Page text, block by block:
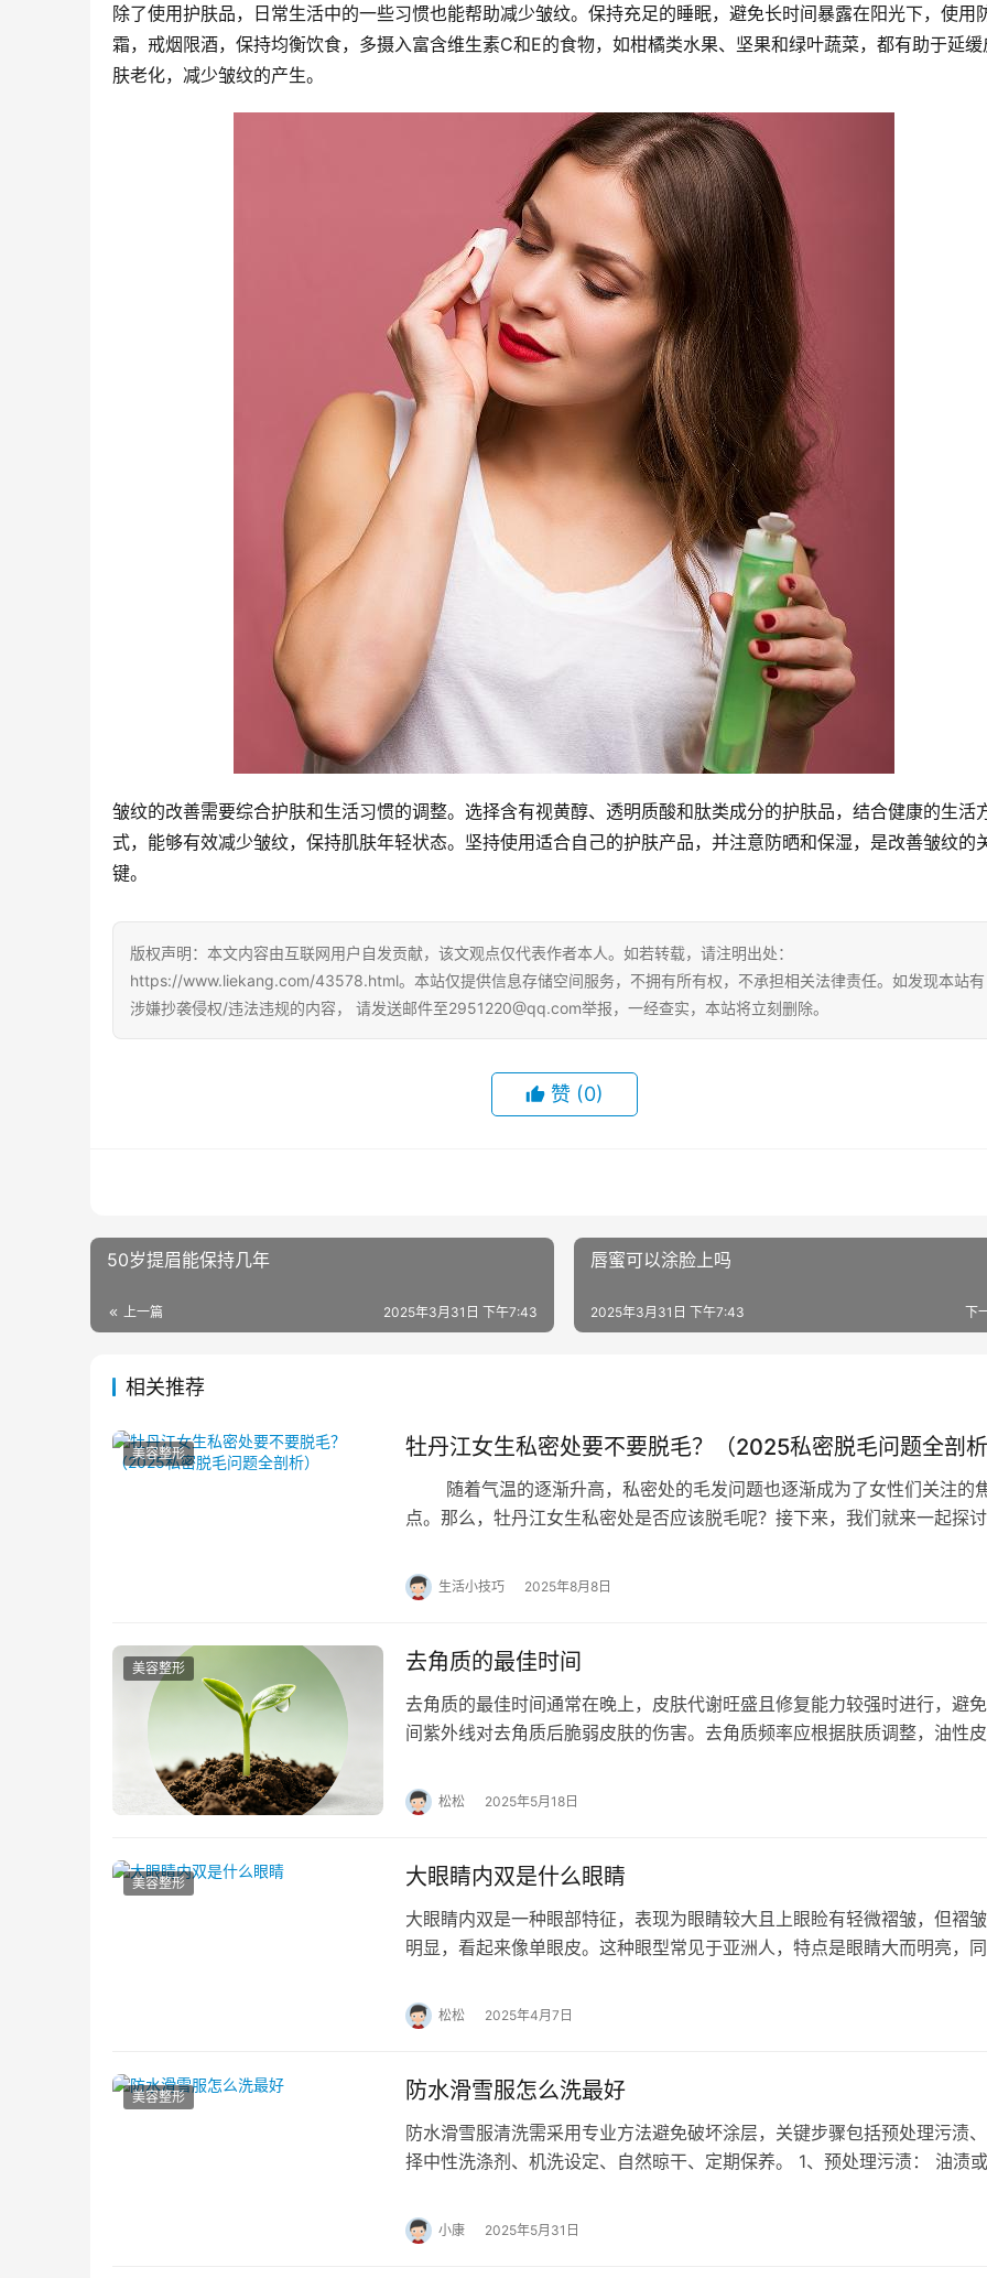
除了使用护肤品，日常生活中的一些习惯也能帮助减少皱纹。保持充足的睡眠，避免长时间暴露在阳光下，使用
霜，戒烟限酒，保持均衡饮食，多摄入富含维生素C和E的食物，如柑橘类水果、坚果和绿叶蔬菜，都有助于延缓
肤老化，减少皱纹的产生。
皱纹的改善需要综合护肤和生活习惯的调整。选择含有视黄醇、透明质酸和肽类成分的护肤品，结合健康的生活
式，能够有效减少皱纹，保持肌肤年轻状态。坚持使用适合自己的护肤产品，并注意防晒和保湿，是改善皱纹的
键。
版权声明：本文内容由互联网用户自发贡献，该文观点仅代表作者本人。如若转载，请注明出处：
https://www.liekang.com/43578.html。本站仅提供信息存储空间服务，不拥有所有权，不承担相关法律责任。如发现本站有
涉嫌抄袭侵权/违法违规的内容， 请发送邮件至2951220@qq.com举报，一经查实，本站将立刻删除。
赞 (0)
50岁提眉能保持几年
上一篇 2025年3月31日 下午7:43
唇蜜可以涂脸上吗
下
2025年3月31日 下午7:43
相关推荐
美容整形 牡丹江女生私密处要不要脱毛？（2025私密脱毛问题全剖
随着气温的逐渐升高，私密处的毛发问题也逐渐成为了女性们关注的
点。那么，牡丹江女生私密处是否应该脱毛呢？接下来，我们就来一起探
生活小技巧 2025年8月8日
美容整形 去角质的最佳时间
去角质的最佳时间通常在晚上，皮肤代谢旺盛且修复能力较强时进行，避
间紫外线对去角质后脆弱皮肤的伤害。去角质频率应根据肤质调整，油性
松松 2025年5月18日
美容整形 大眼睛内双是什么眼睛
大眼睛内双是一种眼部特征，表现为眼睛较大且上眼睑有轻微褶皱，但褶
明显，看起来像单眼皮。这种眼型常见于亚洲人，特点是眼睛大而明亮，
松松 2025年4月7日
美容整形 防水滑雪服怎么洗最好
防水滑雪服清洗需采用专业方法避免破坏涂层，关键步骤包括预处理污渍
择中性洗涤剂、机洗设定、自然晾干、定期保养。 1、预处理污渍： 油渍
小康 2025年5月31日